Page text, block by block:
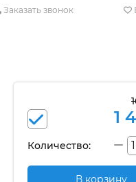
Заказать звонок
1
Количество:
В корзину